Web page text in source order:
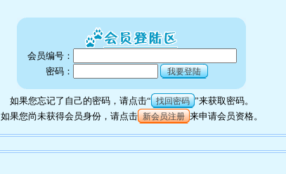
会员编号：
密码：
我要登陆
如果您忘记了自己的密码，请点击“ 找回密码 ”来获取密码。
如果您尚未获得会员身份，请点击 新会员注册 来申请会员资格。